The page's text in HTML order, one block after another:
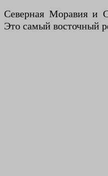
Северная Моравия и
Это самый восточный